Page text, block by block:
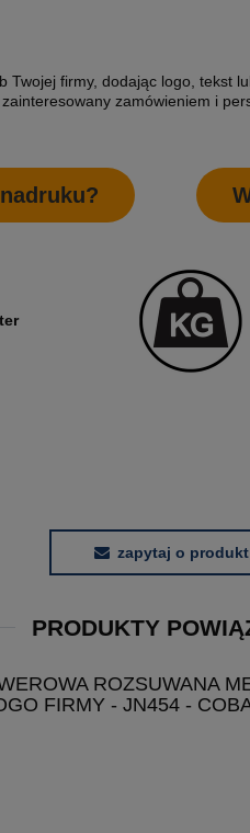
10 000X ETYKIETY
2 400,00 zł
2 400,00 zł
Twojej firmy, dodając logo, tekst
zamówieniem i
zapytaj o produkt
PRODUKTY
ROZSUWANA
FIRMY - JN454 -